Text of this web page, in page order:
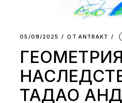
05/09/2025 ОТ АNTRAKT
ТАДАО